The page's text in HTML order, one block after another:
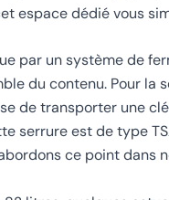
espace dédié vous
par un système de
du contenu. Pour
de transporter une
serrure est de type
ce point dans